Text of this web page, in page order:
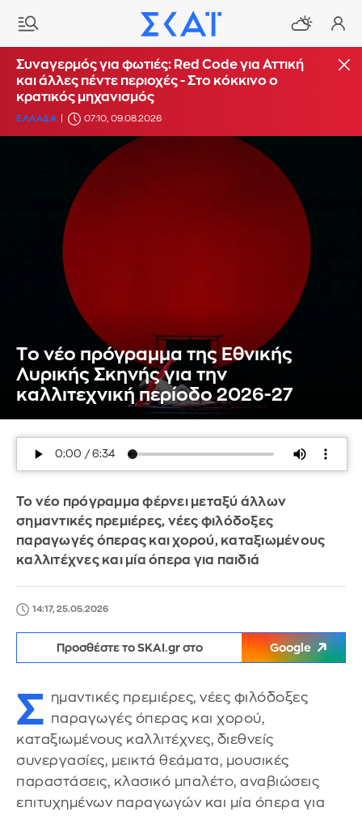
Συναγερμός για φωτιές: Red Code για Αττική
και άλλες πέντε περιοχές - Στο κόκκινο ο
κρατικός μηχανισμός
ΕΛΛΑΔΑ 07:10, 09.08.2026
Tο νέο πρόγραμμα της Εθνικής
Λυρικής Σκηνής για την
καλλιτεχνική περίοδο 2026-27
Το νέο πρόγραμμα φέρνει μεταξύ άλλων
σημαντικές πρεμιέρες, νέες φιλόδοξες
παραγωγές όπερας και χορού, καταξιωμένους
καλλιτέχνες και μία όπερα για παιδιά
14:17, 25.05.2026
Προσθέστε το SKAI.gr στο Google
Σ ημαντικές πρεμιέρες, νέες φιλόδοξες
παραγωγές όπερας και χορού,
καταξιωμένους καλλιτέχνες, διεθνείς
συνεργασίες, μεικτά θεάματα, μουσικές
παραστάσεις, κλασικό μπαλέτο, αναβιώσεις
επιτυχημένων παραγωγών και μία όπερα για